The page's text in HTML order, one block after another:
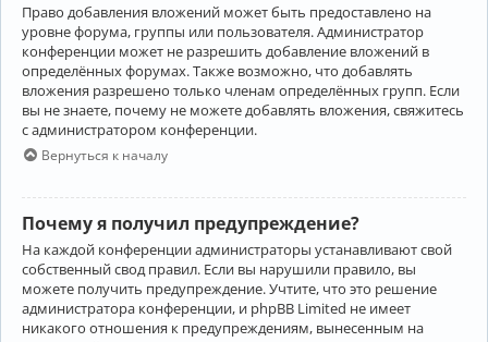
Право добавления вложений может быть предоставлено на
уровне форума, группы или пользователя. Администратор
конференции может не разрешить добавление вложений в
определённых форумах. Также возможно, что добавлять
вложения разрешено только членам определённых групп. Если
вы не знаете, почему не можете добавлять вложения, свяжитесь
с администратором конференции.
Вернуться к началу
Почему я получил предупреждение?
На каждой конференции администраторы устанавливают свой
собственный свод правил. Если вы нарушили правило, вы
можете получить предупреждение. Учтите, что это решение
администратора конференции, и phpBB Limited не имеет
никакого отношения к предупреждениям, вынесенным на